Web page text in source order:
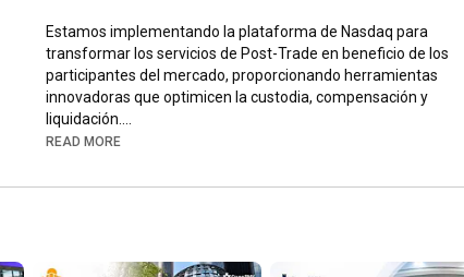
Estamos implementando la plataforma de Nasdaq para
transformar los servicios de Post-Trade en beneficio de los
participantes del mercado, proporcionando herramientas
innovadoras que optimicen la custodia, compensación y
liquidación.
Jorge Alegria, director general de @GrupoBMV  para conocer
#MercadosGlobales#TransformaciónDigital
READ MORE